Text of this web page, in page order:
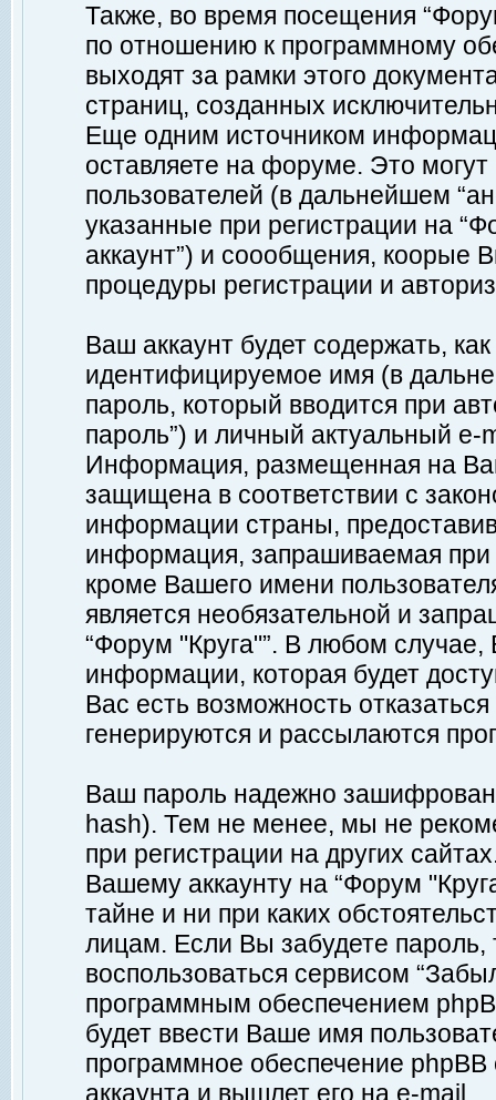
Также, во время посещения
по отношению к программному
выходят за рамки этого
страниц, созданных
Еще одним источником
оставляете на форуме. Это
пользователей (в дальнейшем
указанные при регистрации на
аккаунт”) и соообщения, коорые
процедуры регистрации и
Ваш аккаунт будет содержать,
идентифицируемое имя (в
пароль, который вводится при
пароль”) и личный актуальный
Информация, размещенная на
защищена в соответствии с
информации страны,
информация, запрашиваемая при
кроме Вашего имени
является необязательной и
“Форум "Круга"”. В любом
информации, которая будет
Вас есть возможность
генерируются и рассылаются
Ваш пароль надежно
hash). Тем не менее, мы не
при регистрации на других
Вашему аккаунту на “Форум
тайне и ни при каких
лицам. Если Вы забудете пароль,
воспользоваться сервисом
программным обеспечением
будет ввести Ваше имя
программное обеспечение
аккаунта и вышлет его на e-mail.